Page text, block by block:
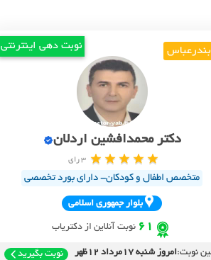
بندرعباس نوبت دهی اینترنتی
دکتر محمدافشین اردلان
3 رای
متخصص اطفال و کودکان- دارای بورد تخصصی
بلوار جمهوري اسلامي
61 نوبت آنلاین از دکتریاب
نوبت:امروز شنبه 17مرداد 12ظهر نوبت بگیرید